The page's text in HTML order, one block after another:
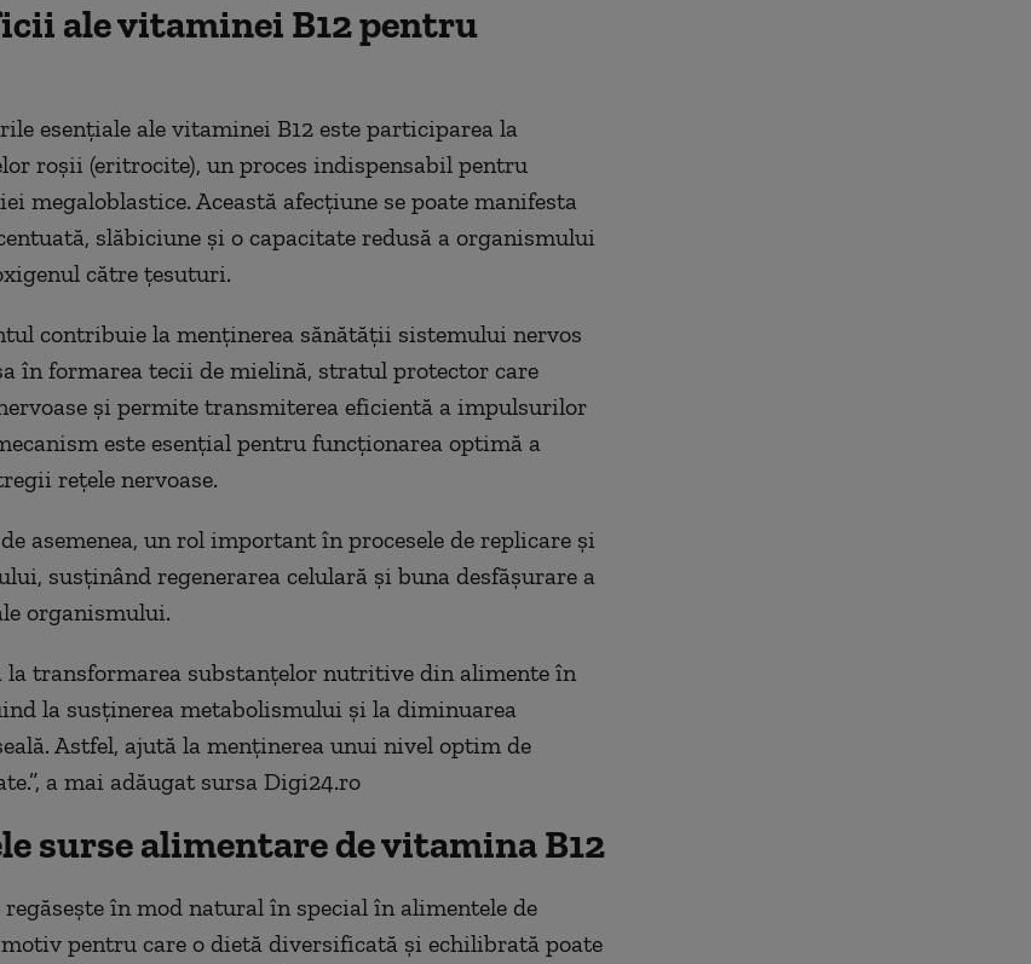
ale vitaminei B12 pentru
esențiale ale vitaminei B12 este participarea la
roșii (eritrocite), un proces indispensabil pentru
megaloblastice. Această afecțiune se poate manifesta
slăbiciune și o capacitate redusă a organismului
către țesuturi.
contribuie la menținerea sănătății sistemului nervos
în formarea tecii de mielină, stratul protector care
și permite transmiterea eficientă a impulsurilor
este esențial pentru funcționarea optimă a
rețele nervoase.
asemenea, un rol important în procesele de replicare și
susținând regenerarea celulară și buna desfășurare a
organismului.
transformarea substanțelor nutritive din alimente în
la susținerea metabolismului și la diminuarea
Astfel, ajută la menținerea unui nivel optim de
a mai adăugat sursa Digi24.ro
surse alimentare de vitamina B12
regăsește în mod natural în special în alimentele de
pentru care o dietă diversificată și echilibrată poate